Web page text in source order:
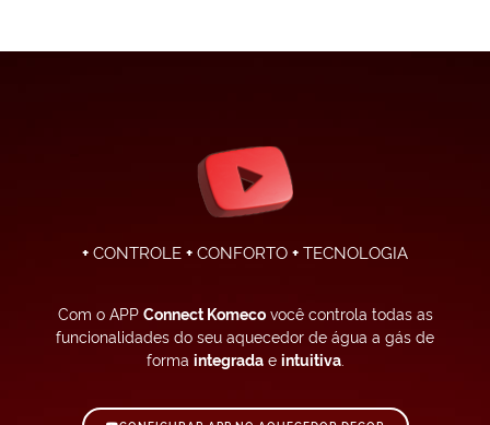
+CONTROLE+CONFORTO+TECNOLOGIA
Com o APP Connect Komecovocê controla todas as
funcionalidades do seu aquecedor de água a gás de
forma integradae intuitiva.